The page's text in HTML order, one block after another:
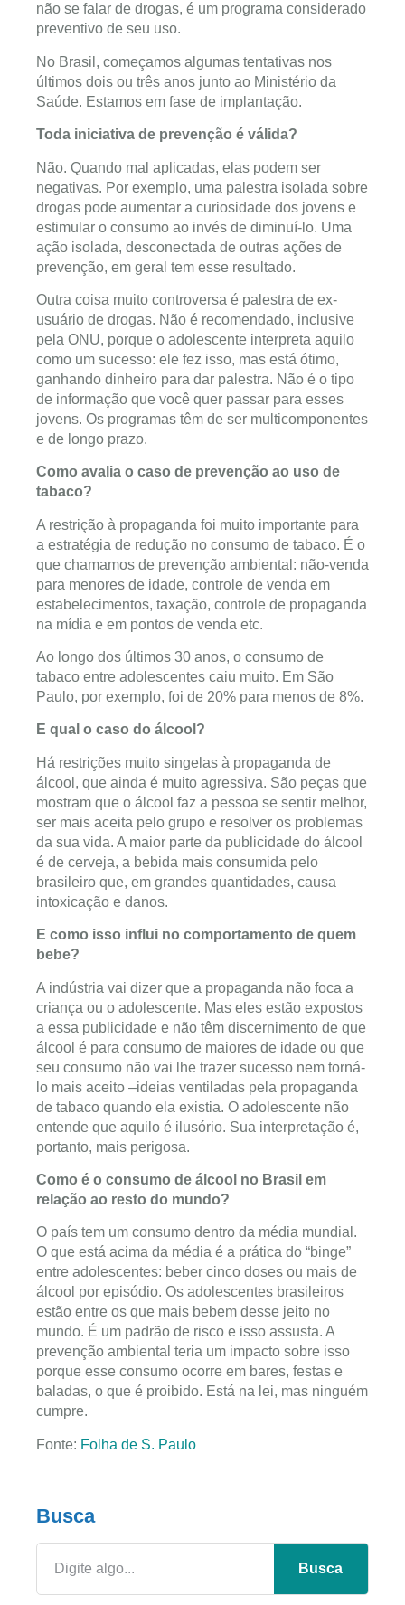
não se falar de drogas, é um programa considerado
preventivo de seu uso.
No Brasil, começamos algumas tentativas nos
últimos dois ou três anos junto ao Ministério da
Saúde. Estamos em fase de implantação.
Toda iniciativa de prevenção é válida?
Não. Quando mal aplicadas, elas podem ser
negativas. Por exemplo, uma palestra isolada sobre
drogas pode aumentar a curiosidade dos jovens e
estimular o consumo ao invés de diminuí-lo. Uma
ação isolada, desconectada de outras ações de
prevenção, em geral tem esse resultado.
Outra coisa muito controversa é palestra de ex-
usuário de drogas. Não é recomendado, inclusive
pela ONU, porque o adolescente interpreta aquilo
como um sucesso: ele fez isso, mas está ótimo,
ganhando dinheiro para dar palestra. Não é o tipo
de informação que você quer passar para esses
jovens. Os programas têm de ser multicomponentes
e de longo prazo.
Como avalia o caso de prevenção ao uso de
tabaco?
A restrição à propaganda foi muito importante para
a estratégia de redução no consumo de tabaco. É o
que chamamos de prevenção ambiental: não-venda
para menores de idade, controle de venda em
estabelecimentos, taxação, controle de propaganda
na mídia e em pontos de venda etc.
Ao longo dos últimos 30 anos, o consumo de
tabaco entre adolescentes caiu muito. Em São
Paulo, por exemplo, foi de 20% para menos de 8%.
E qual o caso do álcool?
Há restrições muito singelas à propaganda de
álcool, que ainda é muito agressiva. São peças que
mostram que o álcool faz a pessoa se sentir melhor,
ser mais aceita pelo grupo e resolver os problemas
da sua vida. A maior parte da publicidade do álcool
é de cerveja, a bebida mais consumida pelo
brasileiro que, em grandes quantidades, causa
intoxicação e danos.
E como isso influi no comportamento de quem
bebe?
A indústria vai dizer que a propaganda não foca a
criança ou o adolescente. Mas eles estão expostos
a essa publicidade e não têm discernimento de que
álcool é para consumo de maiores de idade ou que
seu consumo não vai lhe trazer sucesso nem torná-
lo mais aceito –ideias ventiladas pela propaganda
de tabaco quando ela existia. O adolescente não
entende que aquilo é ilusório. Sua interpretação é,
portanto, mais perigosa.
Como é o consumo de álcool no Brasil em
relação ao resto do mundo?
O país tem um consumo dentro da média mundial.
O que está acima da média é a prática do “binge”
entre adolescentes: beber cinco doses ou mais de
álcool por episódio. Os adolescentes brasileiros
estão entre os que mais bebem desse jeito no
mundo. É um padrão de risco e isso assusta. A
prevenção ambiental teria um impacto sobre isso
porque esse consumo ocorre em bares, festas e
baladas, o que é proibido. Está na lei, mas ninguém
cumpre.
Fonte: Folha de S. Paulo
Busca
Busca